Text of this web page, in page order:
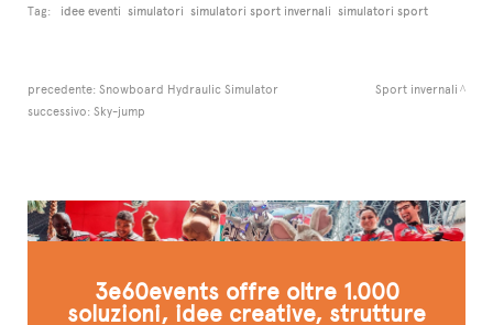
Tag: idee eventi simulatori simulatori sport invernali simulatori sport
precedente: Snowboard Hydraulic Simulator
successivo: Sky-jump
Sport invernali
3e60events offre oltre 1.000
soluzioni, idee creative, strutture